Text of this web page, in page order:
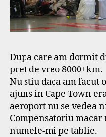
Dupa care am dormit
pret de vreo 8000+km.
Nu stiu daca am facut
ajuns in Cape Town
aeroport nu se vedea
Compensatoriu macar
numele-mi pe tablie.